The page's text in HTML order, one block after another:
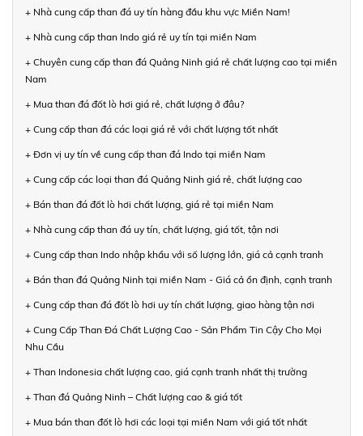
+ Nhà cung cấp than đá uy tín hàng đầu khu vực Miền Nam!
+ Nhà cung cấp than Indo giá rẻ uy tín tại miền Nam
+ Chuyên cung cấp than đá Quảng Ninh giá rẻ chất lượng cao tại miền
Nam
+ Mua than đá đốt lò hơi giá rẻ, chất lượng ở đâu?
+ Cung cấp than đá các loại giá rẻ với chất lượng tốt nhất
+ Đơn vị uy tín về cung cấp than đá Indo tại miền Nam
+ Cung cấp các loại than đá Quảng Ninh giá rẻ, chất lượng cao
+ Bán than đá đốt lò hơi chất lượng, giá rẻ tại miền Nam
+ Nhà cung cấp than đá uy tín, chất lượng, giá tốt, tận nơi
+ Cung cấp than Indo nhập khẩu với số lượng lớn, giá cả cạnh tranh
+ Bán than đá Quảng Ninh tại miền Nam - Giá cả ổn định, cạnh tranh
+ Cung cấp than đá đốt lò hơi uy tín chất lượng, giao hàng tận nơi
+ Cung Cấp Than Đá Chất Lượng Cao - Sản Phẩm Tin Cậy Cho Mọi
Nhu Cầu
+ Than Indonesia chất lượng cao, giá cạnh tranh nhất thị trường
+ Than đá Quảng Ninh – Chất lượng cao & giá tốt
+ Mua bán than đốt lò hơi các loại tại miền Nam với giá tốt nhất